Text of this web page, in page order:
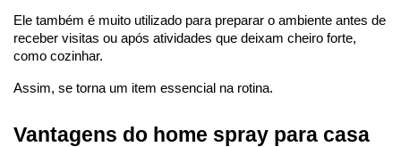
Ele também é muito utilizado para preparar o ambiente antes de
receber visitas ou após atividades que deixam cheiro forte,
como cozinhar.
Assim, se torna um item essencial na rotina.
Vantagens do home spray para casa